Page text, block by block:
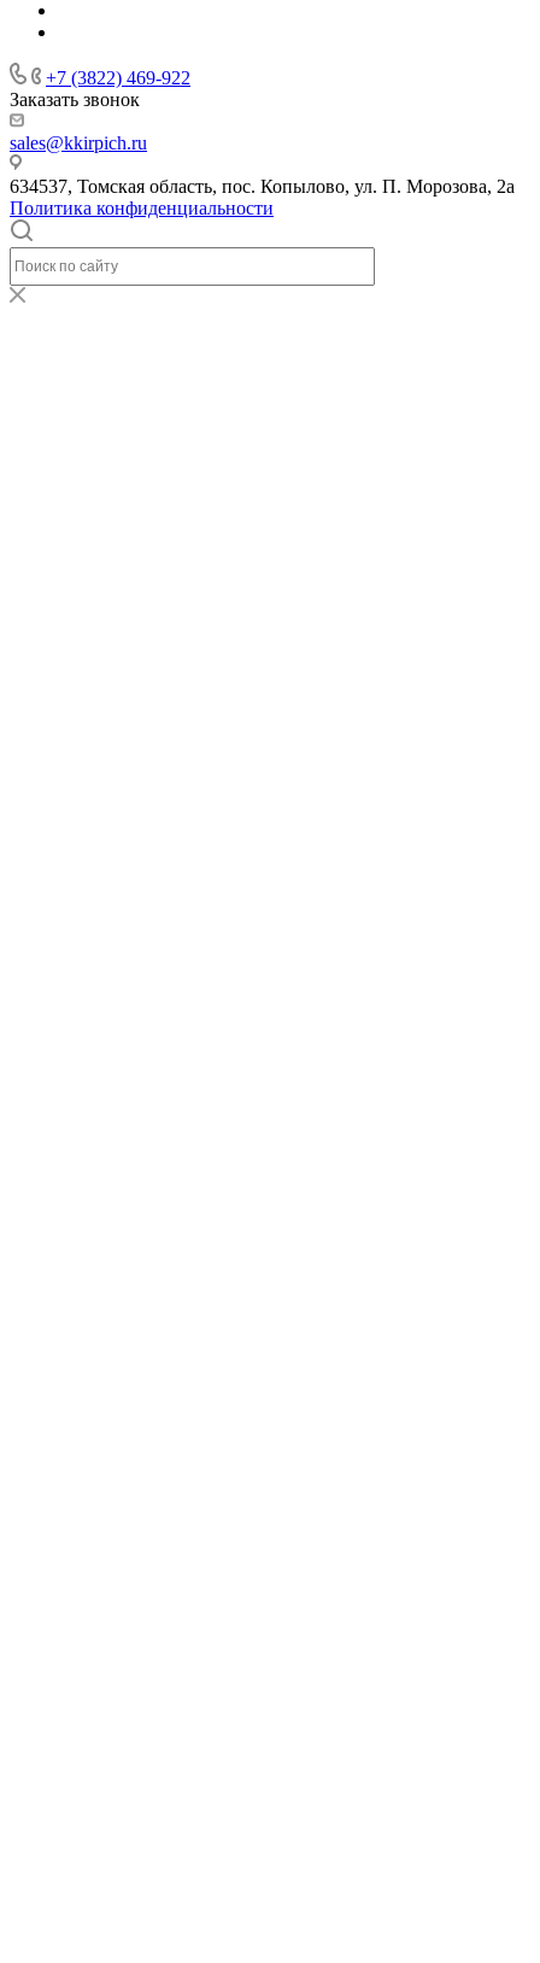
+7 (3822) 469-922
Заказать звонок
sales@kkirpich.ru
634537, Томская область, пос. Копылово, ул. П. Морозова, 2а
Политика конфиденциальности